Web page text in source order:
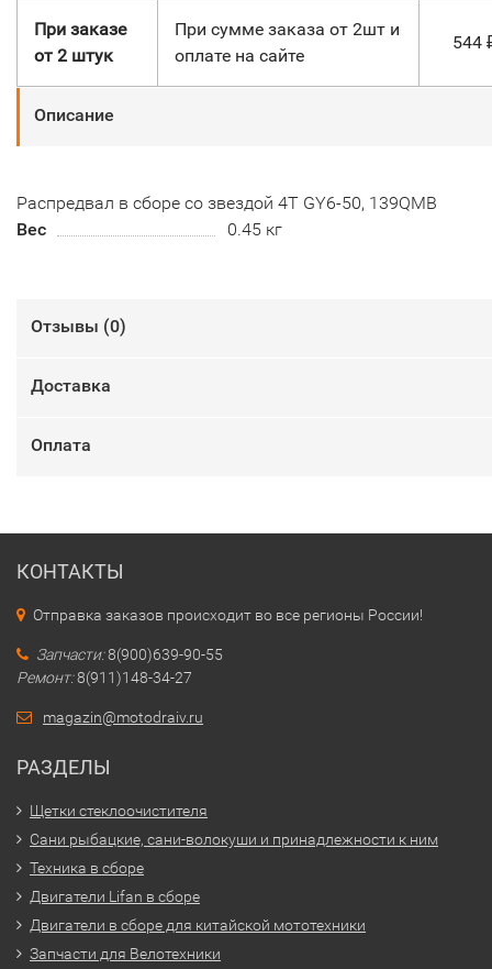
При заказе
от 2 штук
При сумме заказа от 2шт и
оплате на сайте
544
Описание
Распредвал в сборе со звездой 4Т GY6-50, 139QMB
Вес
0.45 кг
Отзывы (0)
Доставка
Оплата
КОНТАКТЫ
Отправка заказов происходит во все регионы России!
Запчасти:8(900)639-90-55
Ремонт:8(911)148-34-27
magazin@motodraiv.ru
РАЗДЕЛЫ
Щетки стеклоочистителя
Сани рыбацкие, сани-волокуши и принадлежности к ним
Техника в сборе
Двигатели Lifan в сборе
Двигатели в сборе для китайской мототехники
Запчасти для Велотехники